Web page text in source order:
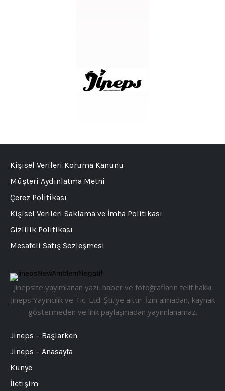
Jineps’te yayımlanan yazı, haber ve fotoğrafların telif hakkı
Jineps Yayıncılık ve Tic. Ltd. Şti.’ye aittir. İzin almadan, kaynak
göstermeden ve link paylaşmadan yayımlanamaz.
Jineps – Başlarken
Jineps – Anasayfa
Künye
İletişim
Kişisel Verileri Koruma Kanunu
Müşteri Aydınlatma Metni
Çerez Politikası
Kişisel Verileri Saklama ve İmha Politikası
Gizlilik Politikası
Mesafeli Satış Sözleşmesi